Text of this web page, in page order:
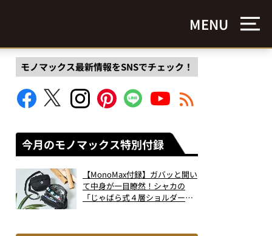
MENU
モノマックス最新情報をSNSでチェック！
今月のモノマックス特別付録
【MonoMax付録】ガバッと開い
て中身が一目瞭然！シャカの
「じゃばら式４層ショルダーバ